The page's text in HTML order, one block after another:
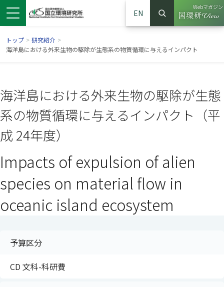
ウで開きます）
ンドウで開きます）
ウインドウで開きます）
EN
サイト内検索
検索
Webマガジン
（別ウイ
トップ > 研究紹介 >
海洋島における外来生物の駆除が生態系の物質循環に与えるインパクト
海洋島における外来生物の駆除が生態
系の物質循環に与えるインパクト（平
成 24年度）
Impacts of expulsion of alien
species on material flow in
oceanic island ecosystem
予算区分
CD 文科-科研費